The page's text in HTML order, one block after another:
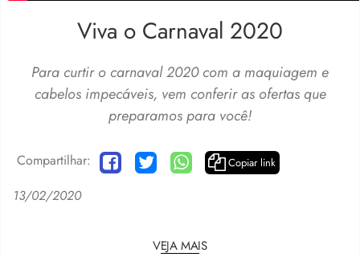
Viva o Carnaval 2020
Para curtir o carnaval 2020 com a maquiagem e
cabelos impecáveis, vem conferir as ofertas que
preparamos para você!
Compartilhar: Copiar link
13/02/2020
VEJA MAIS